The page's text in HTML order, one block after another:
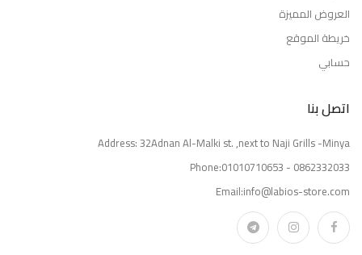
العروض المميزة
خريطة الموقع
حسابي
اتصل بنا
Address: 32Adnan Al-Malki st. ,next to Naji Grills -Minya
Phone:01010710653 - 0862332033
Email:info@labios-store.com